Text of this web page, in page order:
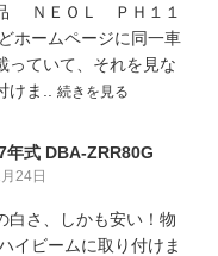
品 ＮＥＯＬ ＰＨ１１
ホームページに同一車
っていて、それを見な
けま.. 続きを見る
年式 DBA-ZRR80G
24日
白さ、しかも安い！物
イビームに取り付けま